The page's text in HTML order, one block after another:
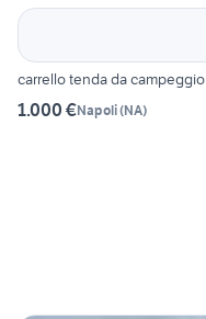
carrello tenda da campeggio
1.000 €Napoli(NA)